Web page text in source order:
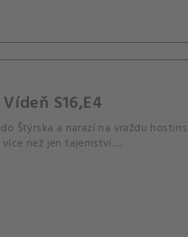
S16,E4
Štýrska a narazí na vraždu
než jen tajemství….